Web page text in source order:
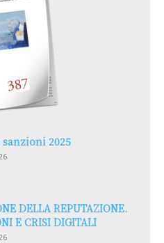
2025
DELLA REPUTAZIONE.
E CRISI DIGITALI